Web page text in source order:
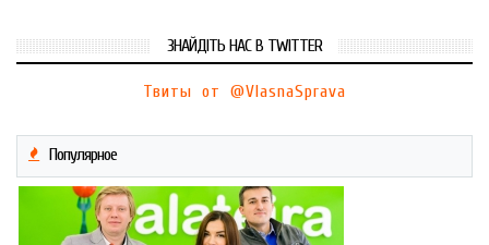
ЗНАЙДІТЬ НАС В TWITTER
Твиты от @VlasnaSprava
Популярное